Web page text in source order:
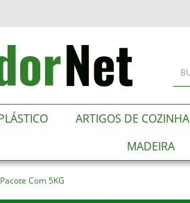
ARTIGOS DE COZINHA
MADEIRA
Com 5KG